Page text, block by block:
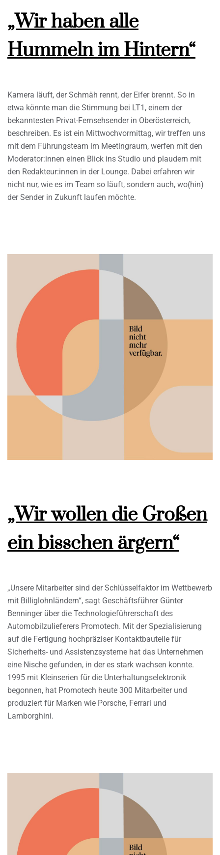
„Wir haben alle
Hummeln im Hintern“
Kamera läuft, der Schmäh rennt, der Eifer brennt. So in
etwa könnte man die Stimmung bei LT1, einem der
bekanntesten Privat-Fernsehsender in Oberösterreich,
beschreiben. Es ist ein Mittwochvormittag, wir treffen uns
mit dem Führungsteam im Meetingraum, werfen mit den
Moderator:innen einen Blick ins Studio und plaudern mit
den Redakteur:innen in der Lounge. Dabei erfahren wir
nicht nur, wie es im Team so läuft, sondern auch, wo(hin)
der Sender in Zukunft laufen möchte.
„Wir wollen die Großen
ein bisschen ärgern“
„Unsere Mitarbeiter sind der Schlüsselfaktor im Wettbewerb
mit Billiglohnländern“, sagt Geschäftsführer Günter
Benninger über die Technologieführerschaft des
Automobilzulieferers Promotech. Mit der Spezialisierung
auf die Fertigung hochpräziser Kontaktbauteile für
Sicherheits- und Assistenzsysteme hat das Unternehmen
eine Nische gefunden, in der es stark wachsen konnte.
1995 mit Kleinserien für die Unterhaltungselektronik
begonnen, hat Promotech heute 300 Mitarbeiter und
produziert für Marken wie Porsche, Ferrari und
Lamborghini.